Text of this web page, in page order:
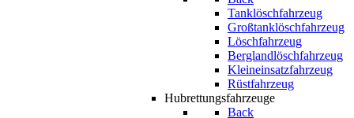
Tanklöschfahrzeug
Großtanklöschfahrzeug
Löschfahrzeug
Berglandlöschfahrzeug
Kleineinsatzfahrzeug
Rüstfahrzeug
Hubrettungsfahrzeuge
Back